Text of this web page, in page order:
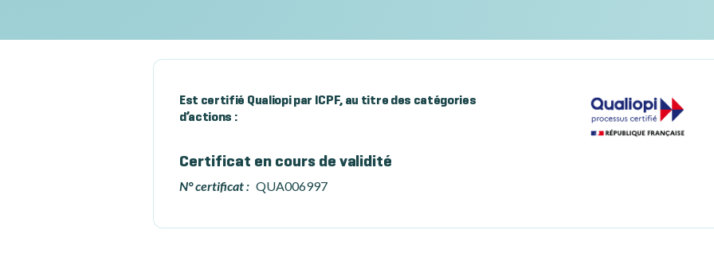
Est certifié Qualiopi par ICPF, au titre des catégories
d’actions :
Certificat en cours de validité
N° certificat : QUA006997